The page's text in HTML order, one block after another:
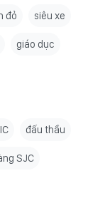
đỏ siêu xe
giáo dục
đấu thầu
SJC